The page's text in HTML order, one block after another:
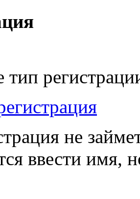
тип
не
ввести имя,